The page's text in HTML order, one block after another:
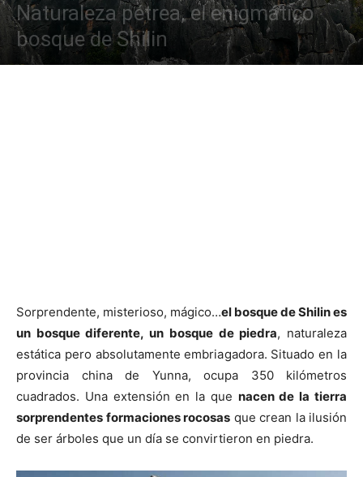
Naturaleza pétrea, el enigmático
bosque de Shilin
Sorprendente, misterioso, mágico…el bosque de Shilin es
un bosque diferente, un bosque de piedra, naturaleza
estática pero absolutamente embriagadora. Situado en la
provincia china de Yunna, ocupa 350 kilómetros
cuadrados. Una extensión en la que nacen de la tierra
sorprendentes formaciones rocosas que crean la ilusión
de ser árboles que un día se convirtieron en piedra.